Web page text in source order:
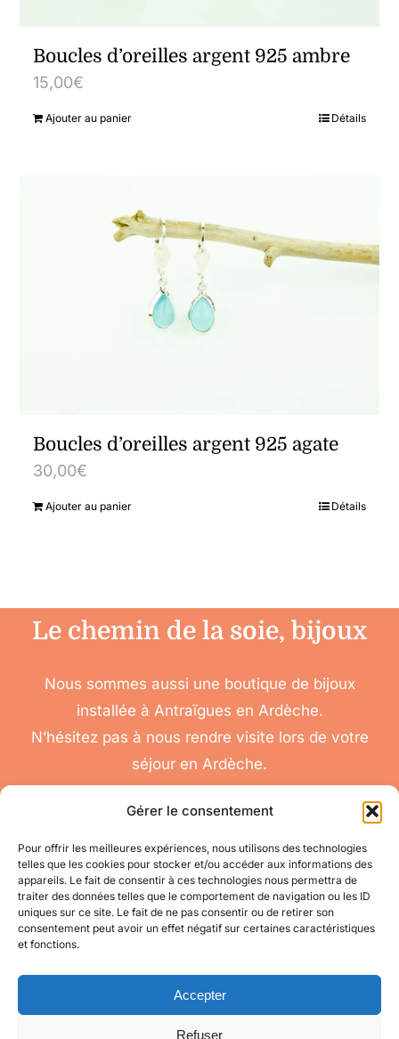
Gérer le consentement
Pour offrir les meilleures expériences, nous utilisons des technologies
telles que les cookies pour stocker et/ou accéder aux informations des
appareils. Le fait de consentir à ces technologies nous permettra de
traiter des données telles que le comportement de navigation ou les ID
uniques sur ce site. Le fait de ne pas consentir ou de retirer son
consentement peut avoir un effet négatif sur certaines caractéristiques
et fonctions.
Accepter
Refuser
Boucles d’oreilles argent 925 ambre
15,00€
Ajouter au panier Détails
Boucles d’oreilles argent 925 agate
30,00€
Ajouter au panier Détails
Le chemin de la soie, bijoux
Nous sommes aussi une boutique de bijoux
installée à Antraïgues en Ardèche.
N’hésitez pas à nous rendre visite lors de votre
séjour en Ardèche.
nous
contacter
pour toute question
Toggle
Navigation
Accéder à mon compte
Conditions
Générales de Vente